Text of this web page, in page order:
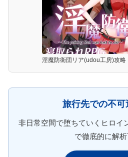
淫魔防衛団リア(udou工房)攻
旅行先での不可
非日常空間で堕ちていくヒロイ
で徹底的に解析